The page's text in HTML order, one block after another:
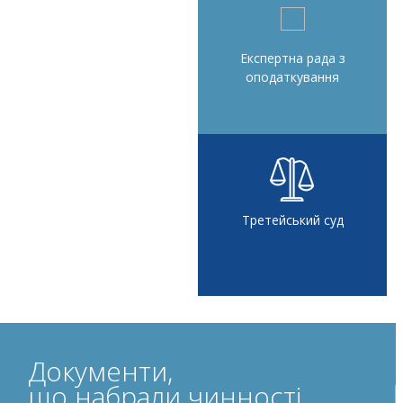
Експертна рада з
оподаткування
Третейський суд
Документи,